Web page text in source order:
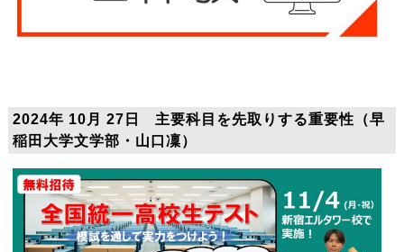
2024年 10月 27日 主要科目を先取りする重要性（早
稲田大学文学部・山口凜）